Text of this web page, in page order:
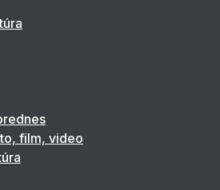
film, video